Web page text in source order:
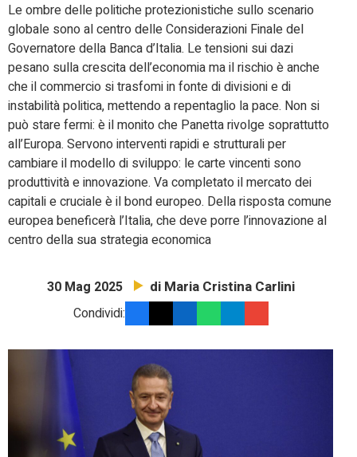
Le ombre delle politiche protezionistiche sullo scenario
globale sono al centro delle Considerazioni Finale del
Governatore della Banca d’Italia. Le tensioni sui dazi
pesano sulla crescita dell’economia ma il rischio è anche
che il commercio si trasfomi in fonte di divisioni e di
instabilità politica, mettendo a repentaglio la pace. Non si
può stare fermi: è il monito che Panetta rivolge soprattutto
all’Europa. Servono interventi rapidi e strutturali per
cambiare il modello di sviluppo: le carte vincenti sono
produttività e innovazione. Va completato il mercato dei
capitali e cruciale è il bond europeo. Della risposta comune
europea beneficerà l’Italia, che deve porre l’innovazione al
centro della sua strategia economica
30 Mag 2025 di Maria Cristina Carlini
Condividi: